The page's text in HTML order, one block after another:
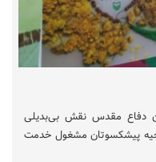
دفاع مقدس نقش بی‌بدیلی
پیشکسوتان مشغول خدمت